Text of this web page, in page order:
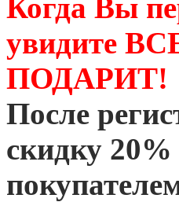
Когда Вы
увидите
ПОДАРИТ!
После
скидку